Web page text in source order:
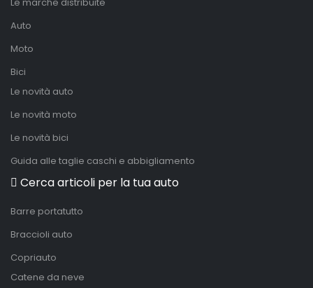
Le marche distribuite
Auto
Moto
Bici
Le novità auto
Le novità moto
Le novità bici
Guida alle taglie caschi e abbigliamento
Cerca articoli per la tua auto
Barre portatutto
Braccioli auto
Copriauto
Catene da neve